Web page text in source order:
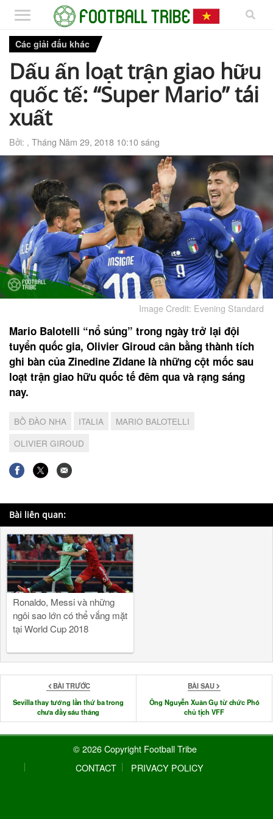
Các giải đấu khác
Dấu ấn loạt trận giao hữu
quốc tế: “Super Mario” tái
xuất
Bởi: , Tháng Năm 29, 2018 10:10 sáng
Image Credit: Evening Standard
Mario Balotelli “nổ súng” trong ngày trở lại đội
tuyển quốc gia, Olivier Giroud cân bằng thành tích
ghi bàn của Zinedine Zidane là những cột mốc sau
loạt trận giao hữu quốc tế đêm qua và rạng sáng
nay.
BỒ ĐÀO NHA ITALIA
MARIO BALOTELLI
OLIVIER GIROUD
Bài liên quan:
Ronaldo, Messi và những
ngôi sao lớn có thể vắng mặt
tại World Cup 2018
BÀI TRƯỚC
Sevilla thay tướng lần thứ ba trong
chưa đầy sáu tháng
BÀI SAU
Ông Nguyễn Xuân Gụ từ chức Phó
chủ tịch VFF
© 2026 Copyright Football Tribe
CONTACT
PRIVACY POLICY